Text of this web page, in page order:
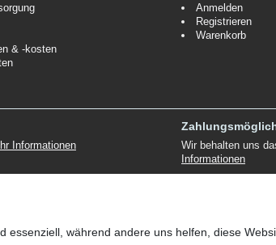
& -kosten
Anmelden
Registrieren
Warenkorb
Informationen Wir behalten uns
Informationen
essenziell, während andere uns helfen, diese